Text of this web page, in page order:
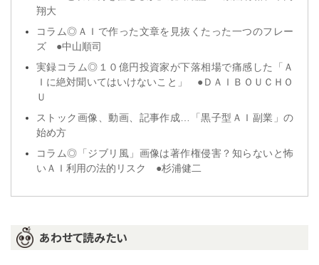
翔大
コラム◎ＡＩで作った文章を見抜くたった一つのフレー
ズ ●中山順司
実録コラム◎１０億円投資家が下落相場で痛感した「Ａ
Ｉに絶対聞いてはいけないこと」 ●ＤＡＩＢＯＵＣＨＯ
Ｕ
ストック画像、動画、記事作成…「黒子型ＡＩ副業」の
始め方
コラム◎「ジブリ風」画像は著作権侵害？知らないと怖
いＡＩ利用の法的リスク ●杉浦健二
あわせて読みたい